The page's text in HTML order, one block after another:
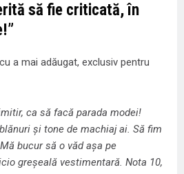
să fie criticată, în
a mai adăugat, exclusiv pentru
ca să facă parada modei!
și tone de machiaj ai. Să fim
bucur să o văd așa pe
greșeală vestimentară. Nota 10,